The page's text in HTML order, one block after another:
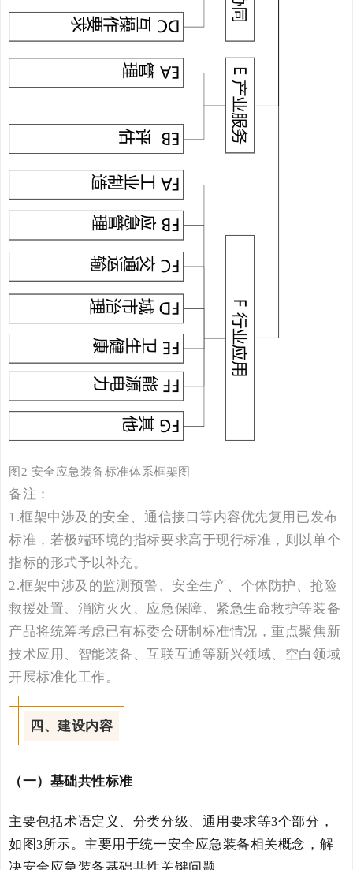
图 2 安全应急装备标准体系框架图
备注：
1.框架中涉及的安全、通信接口等内容优先复用已发布
标准，若极端环境的指标要求高于现行标准，则以单个
指标的形式予以补充。
2.框架中涉及的监测预警、安全生产、个体防护、抢险
救援处置、消防灭火、应急保障、紧急生命救护等装备
产品将统筹考虑已有标委会研制标准情况，重点聚焦新
技术应用、智能装备、互联互通等新兴领域、空白领域
开展标准化工作。
四、建设内容
（一）基础共性标准
主要包括术语定义、分类分级、通用要求等3个部分，
如图3所示。 主要用于统一安全应急装备相关概念，解